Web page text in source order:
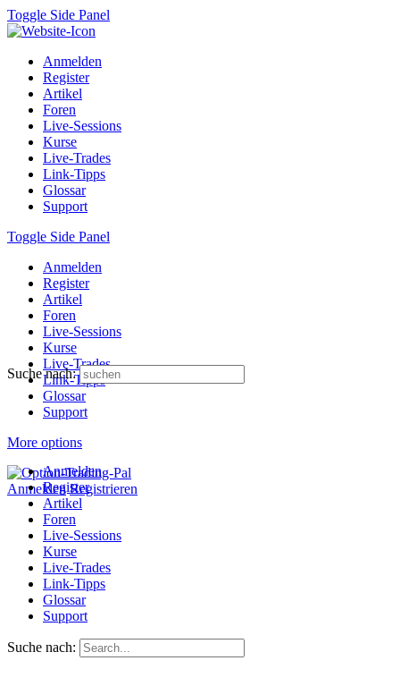
Toggle Side Panel
Anmelden
Register
Artikel
Foren
Live-Sessions
Kurse
Live-Trades
Link-Tipps
Glossar
Support
Toggle Side Panel
Anmelden
Register
Artikel
Foren
Live-Sessions
Kurse
Live-Trades
Link-Tipps
Glossar
Support
More options
Anmelden Registrieren
Suche nach:
Anmelden
Register
Artikel
Foren
Live-Sessions
Kurse
Live-Trades
Link-Tipps
Glossar
Support
Suche nach: